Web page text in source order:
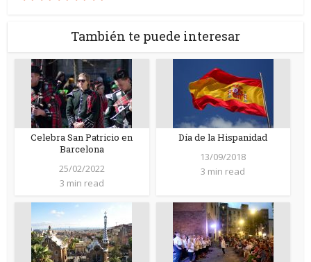
También te puede interesar
Celebra San Patricio en
Barcelona
25/02/2022
3 min read
Día de la Hispanidad
13/09/2018
3 min read